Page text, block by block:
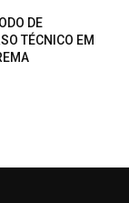
DE
TÉCNICO EM